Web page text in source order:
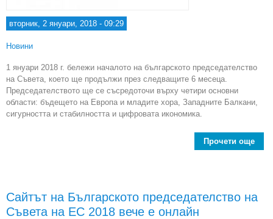
вторник, 2 януари, 2018 - 09:29
Новини
1 януари 2018 г. бележи началото на българското председателство
на Съвета, което ще продължи през следващите 6 месеца.
Председателството ще се съсредоточи върху четири основни
области: бъдещето на Европа и младите хора, Западните Балкани,
сигурността и стабилността и цифровата икономика.
Прочети още
Сайтът на Българското председателство на
Съвета на ЕС 2018 вече е онлайн